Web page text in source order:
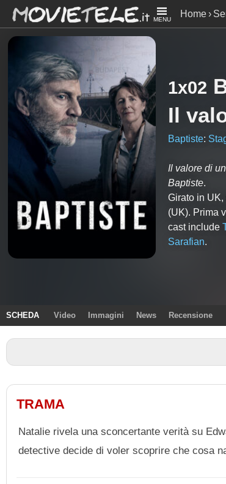
MENU
Home
1x02
Il
Baptiste:
Il valore di
Baptiste.
Girato in
(UK). Prima
cast include
Sarafian.
SCHEDA Video Immagini News Recensione
TRAMA
Natalie rivela una sconcertante verità su
detective decide di voler scoprire che cosa